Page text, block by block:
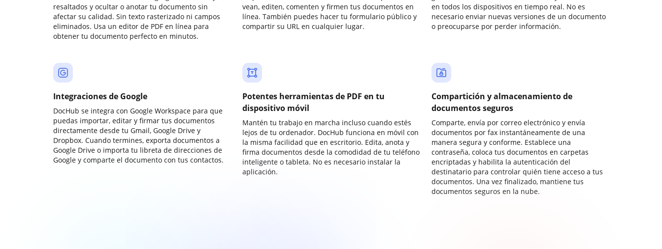
resaltados y ocultar o anotar tu documento sin
afectar su calidad. Sin texto rasterizado ni campos
eliminados. Usa un editor de PDF en línea para
obtener tu documento perfecto en minutos.
vean, editen, comenten y firmen tus documentos en
línea. También puedes hacer tu formulario público y
compartir su URL en cualquier lugar.
en todos los dispositivos en tiempo real. No es
necesario enviar nuevas versiones de un documento
o preocuparse por perder información.
Integraciones de Google
DocHub se integra con Google Workspace para que
puedas importar, editar y firmar tus documentos
directamente desde tu Gmail, Google Drive y
Dropbox. Cuando termines, exporta documentos a
Google Drive o importa tu libreta de direcciones de
Google y comparte el documento con tus contactos.
Potentes herramientas de PDF en tu
dispositivo móvil
Mantén tu trabajo en marcha incluso cuando estés
lejos de tu ordenador. DocHub funciona en móvil con
la misma facilidad que en escritorio. Edita, anota y
firma documentos desde la comodidad de tu teléfono
inteligente o tableta. No es necesario instalar la
aplicación.
Compartición y almacenamiento de
documentos seguros
Comparte, envía por correo electrónico y envía
documentos por fax instantáneamente de una
manera segura y conforme. Establece una
contraseña, coloca tus documentos en carpetas
encriptadas y habilita la autenticación del
destinatario para controlar quién tiene acceso a tus
documentos. Una vez finalizado, mantiene tus
documentos seguros en la nube.